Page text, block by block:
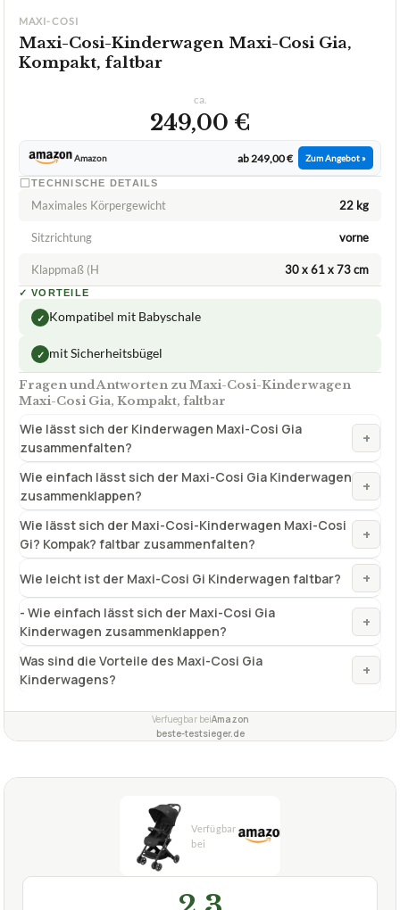
MAXI-COSI
Maxi-Cosi-Kinderwagen Maxi-Cosi Gia,
Kompakt, faltbar
ca.
249,00 €
Amazon ab 249,00 € Zum Angebot »
TECHNISCHE DETAILS
Maximales Körpergewicht 22 kg
Sitzrichtung vorne
Klappmaß (H 30 x 61 x 73 cm
✓ VORTEILE
✓ Kompatibel mit Babyschale
✓ mit Sicherheitsbügel
Fragen und Antworten zu Maxi-Cosi-Kinderwagen
Maxi-Cosi Gia, Kompakt, faltbar
Wie lässt sich der Kinderwagen Maxi-Cosi Gia
zusammenfalten?
+
Wie einfach lässt sich der Maxi-Cosi Gia Kinderwagen
zusammenklappen?
+
Wie lässt sich der Maxi-Cosi-Kinderwagen Maxi-Cosi
Gi? Kompak? faltbar zusammenfalten?
+
Wie leicht ist der Maxi-Cosi Gi Kinderwagen faltbar? +
- Wie einfach lässt sich der Maxi-Cosi Gia
Kinderwagen zusammenklappen?
+
Was sind die Vorteile des Maxi-Cosi Gia
Kinderwagens?
+
Verfuegbar beiAmazon
beste-testsieger.de